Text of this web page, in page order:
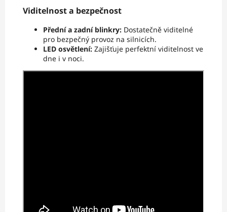
Viditelnost a bezpečnost
Přední a zadní blinkry: Dostatečně viditelné
pro bezpečný provoz na silnicích.
LED osvětlení: Zajišťuje perfektní viditelnost ve
dne i v noci.